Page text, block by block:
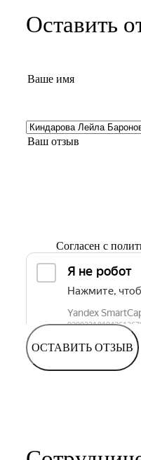
Оставить
Согласен с
ОСТАВИТЬ ОТЗЫВ